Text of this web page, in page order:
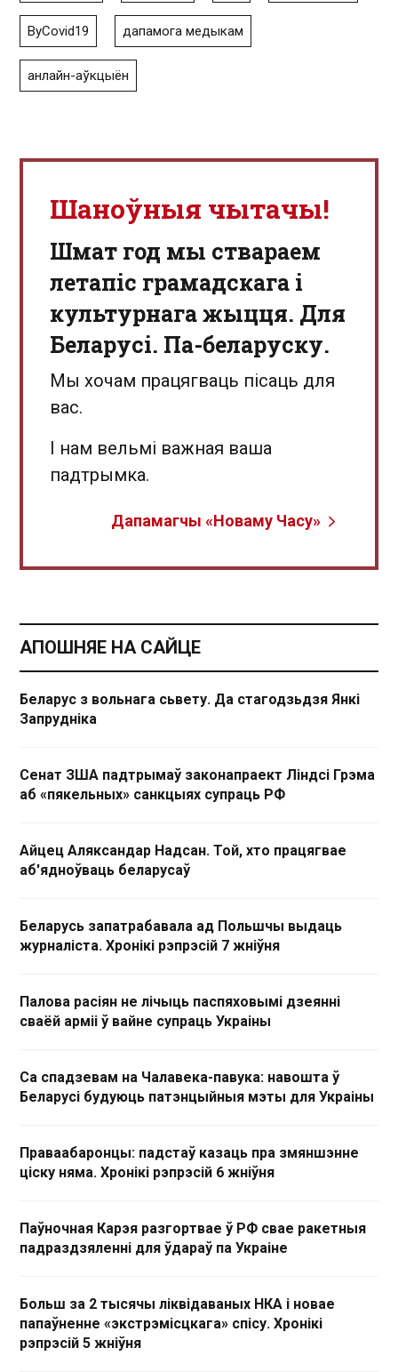
ByCovid19 дапамога медыкам
анлайн-аўкцыён
Шаноўныя чытачы!
Шмат год мы ствараем
летапіс грамадскага і
культурнага жыцця. Для
Беларусі. Па-беларуску.
Мы хочам працягваць пісаць для
вас.
І нам вельмі важная ваша
падтрымка.
Дапамагчы «Новаму Часу»
АПОШНЯЕ НА САЙЦЕ
Беларус з вольнага сьвету. Да стагодзьдзя Янкі
Запрудніка
Сенат ЗША падтрымаў законапраект Ліндсі Грэма
аб «пякельных» санкцыях супраць РФ
Айцец Аляксандар Надсан. Той, хто працягвае
аб'ядноўваць беларусаў
Беларусь запатрабавала ад Польшчы выдаць
журналіста. Хронікі рэпрэсій 7 жніўня
Палова расіян не лічыць паспяховымі дзеянні
сваёй арміі ў вайне супраць Украіны
Са спадзевам на Чалавека-павука: навошта ў
Беларусі будуюць патэнцыйныя мэты для Украіны
Праваабаронцы: падстаў казаць пра змяншэнне
ціску няма. Хронікі рэпрэсій 6 жніўня
Паўночная Карэя разгортвае ў РФ свае ракетныя
падраздзяленні для ўдараў па Украіне
Больш за 2 тысячы ліквідаваных НКА і новае
папаўненне «экстрэмісцкага» спісу. Хронікі
рэпрэсій 5 жніўня